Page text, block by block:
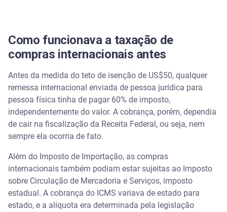
Como funcionava a taxação de
compras internacionais antes
Antes da medida do teto de isenção de US$50, qualquer
remessa internacional enviada de pessoa jurídica para
pessoa física tinha de pagar 60% de imposto,
independentemente do valor. A cobrança, porém, dependia
de cair na fiscalização da Receita Federal, ou seja, nem
sempre ela ocorria de fato.
Além do Imposto de Importação, as compras
internacionais também podiam estar sujeitas ao Imposto
sobre Circulação de Mercadoria e Serviços, imposto
estadual. A cobrança do ICMS variava de estado para
estado, e a alíquota era determinada pela legislação